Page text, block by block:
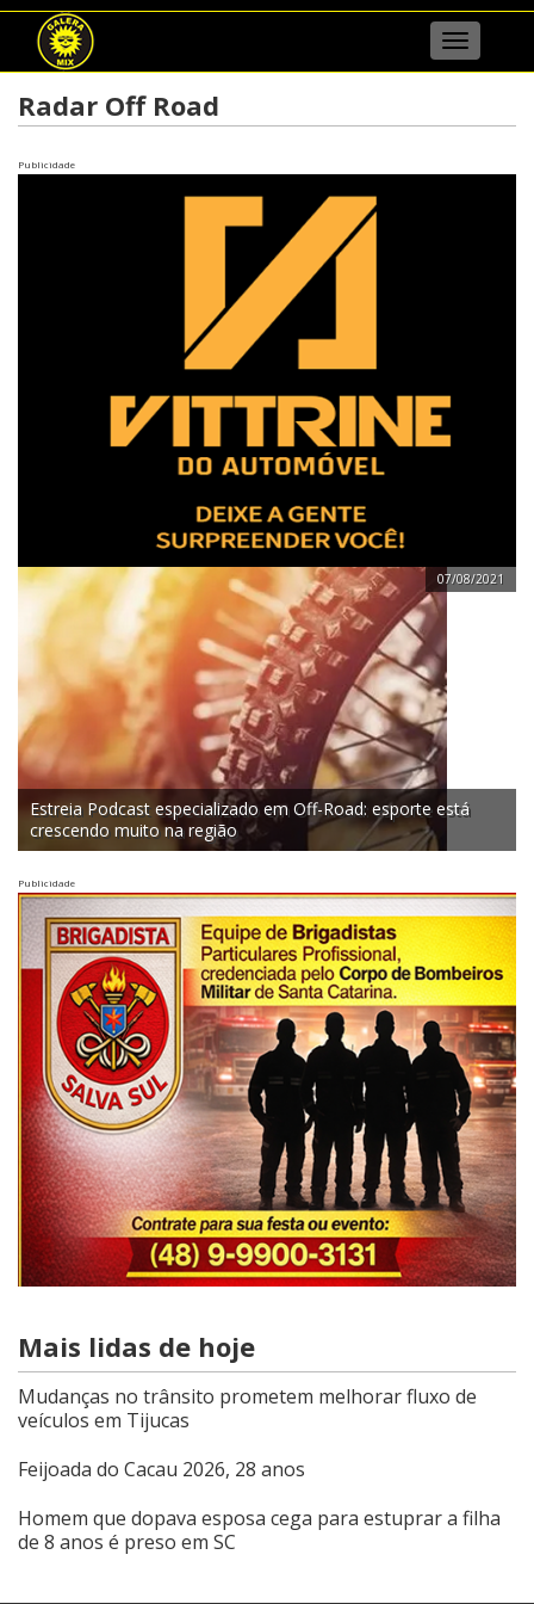
Menu
Radar Off Road
Publicidade
07/08/2021
Estreia Podcast especializado em Off-Road: esporte está
crescendo muito na região
Publicidade
Mais lidas de hoje
Mudanças no trânsito prometem melhorar fluxo de
veículos em Tijucas
Feijoada do Cacau 2026, 28 anos
Homem que dopava esposa cega para estuprar a filha
de 8 anos é preso em SC